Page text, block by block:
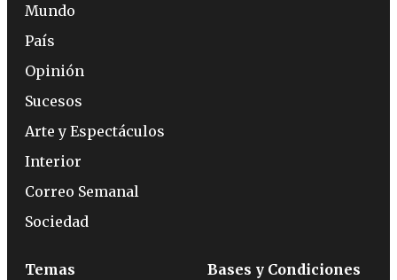
Mundo
País
Opinión
Sucesos
Arte y Espectáculos
Interior
Correo Semanal
Sociedad
Temas
Bases y Condiciones